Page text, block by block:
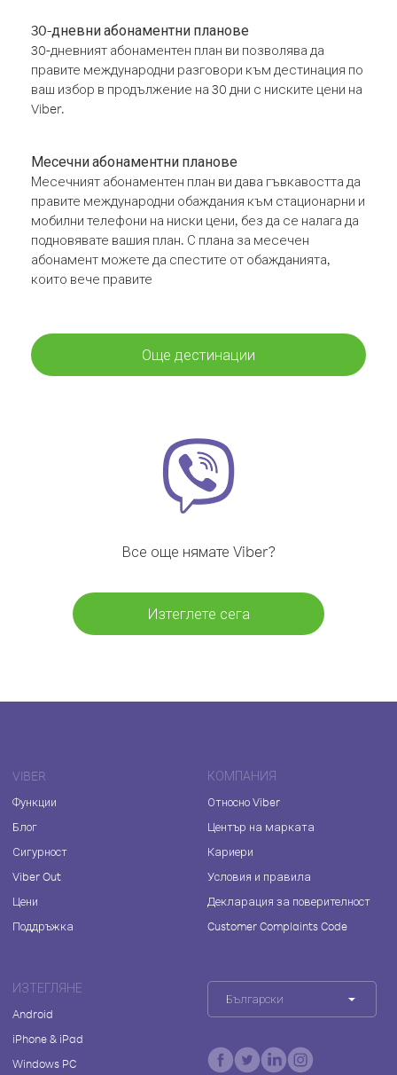
30-дневни абонаментни планове
30-дневният абонаментен план ви позволява да
правите международни разговори към дестинация по
ваш избор в продължение на 30 дни с ниските цени на
Viber.
Месечни абонаментни планове
Месечният абонаментен план ви дава гъвкавостта да
правите международни обаждания към стационарни и
мобилни телефони на ниски цени, без да се налага да
подновявате вашия план. С плана за месечен
абонамент можете да спестите от обажданията,
които вече правите
Още дестинации
Все още нямате Viber?
Изтеглете сега
VIBER
Функции
Блог
Сигурност
Viber Out
Цени
Поддръжка
КОМПАНИЯ
Относно Viber
Център на марката
Кариери
Условия и правила
Декларация за поверителност
Customer Complaints Code
ИЗТЕГЛЯНЕ
Android
iPhone & iPad
Windows PC
Български